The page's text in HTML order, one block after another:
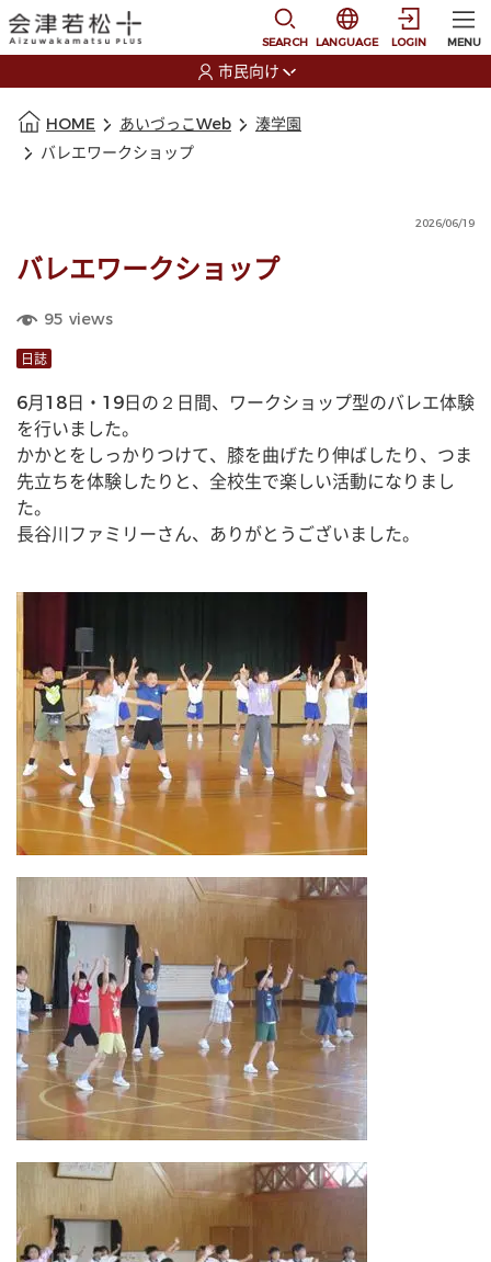
SEARCH
選択すると言語の切
LANGUAGE LOGIN MENU
市民向け
HOME あいづっこWeb
湊学園
バレエワークショップ
2026/06/19
バレエワークショップ
95 views
日誌
6月18日・19日の２日間、ワークショップ型のバレエ体験
を行いました。
かかとをしっかりつけて、膝を曲げたり伸ばしたり、つま
先立ちを体験したりと、全校生で楽しい活動になりまし
た。
長谷川ファミリーさん、ありがとうございました。